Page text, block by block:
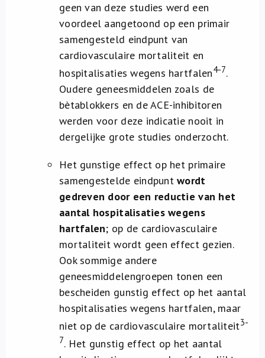
geen van deze studies werd een
voordeel aangetoond op een primair
samengesteld eindpunt van
cardiovasculaire mortaliteit en
hospitalisaties wegens hartfalen4-7.
Oudere geneesmiddelen zoals de
bètablokkers en de ACE-inhibitoren
werden voor deze indicatie nooit in
dergelijke grote studies onderzocht.
Het gunstige effect op het primaire
samengestelde eindpuntwordt
gedreven door een reductie van het
aantal hospitalisaties wegens
hartfalen; op de cardiovasculaire
mortaliteit wordt geen effect gezien.
Ook sommige andere
geneesmiddelengroepen tonen een
bescheiden gunstig effect op het aantal
hospitalisaties wegens hartfalen, maar
niet op de cardiovasculaire mortaliteit3-
7. Het gunstig effect op het aantal